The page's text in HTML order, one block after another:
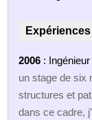
2006 :
un stage de six
structures et
dans ce cadre,